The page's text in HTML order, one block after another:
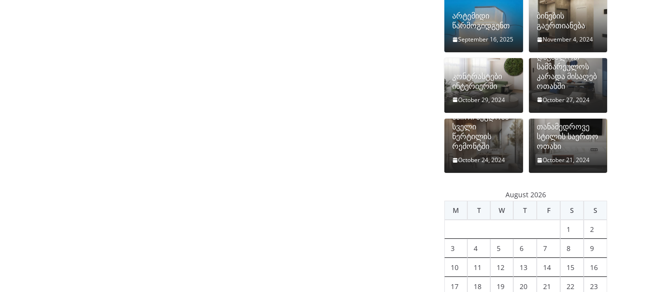
არტემიდი
წარმოგიდგენთ
September 16, 2025
ბინების
გაერთიანება
November 4, 2024
კონტრასტები
ინტერიერში
October 29, 2024
როგორ
დავმალოთ
სამზარეულოს
კარადა მისაღებ
ოთახში
October 27, 2024
ხშირი შეცდომა
სველი
წერტილის
რემონტში
October 24, 2024
თანამედროვე
სტილის საერთო
ოთახი
October 21, 2024
August 2026
M
T W T F S S
1 2
3 4 5 6 7 8 9
10 11 12 13 14 15 16
17 18 19 20 21 22 23